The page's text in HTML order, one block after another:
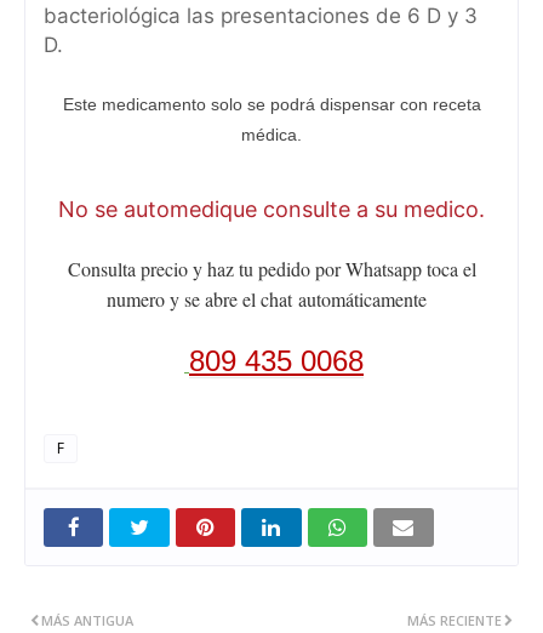
bacteriológica las presentaciones de 6 D y 3
D.
Este medicamento solo se podrá dispensar con receta
médica.
No se automedique consulte a su medico.
Consulta precio y haz tu pedido por Whatsapp toca el
numero y se abre el chatautomáticamente
809 435 0068
F
MÁS RECIENTE
MÁS ANTIGUA